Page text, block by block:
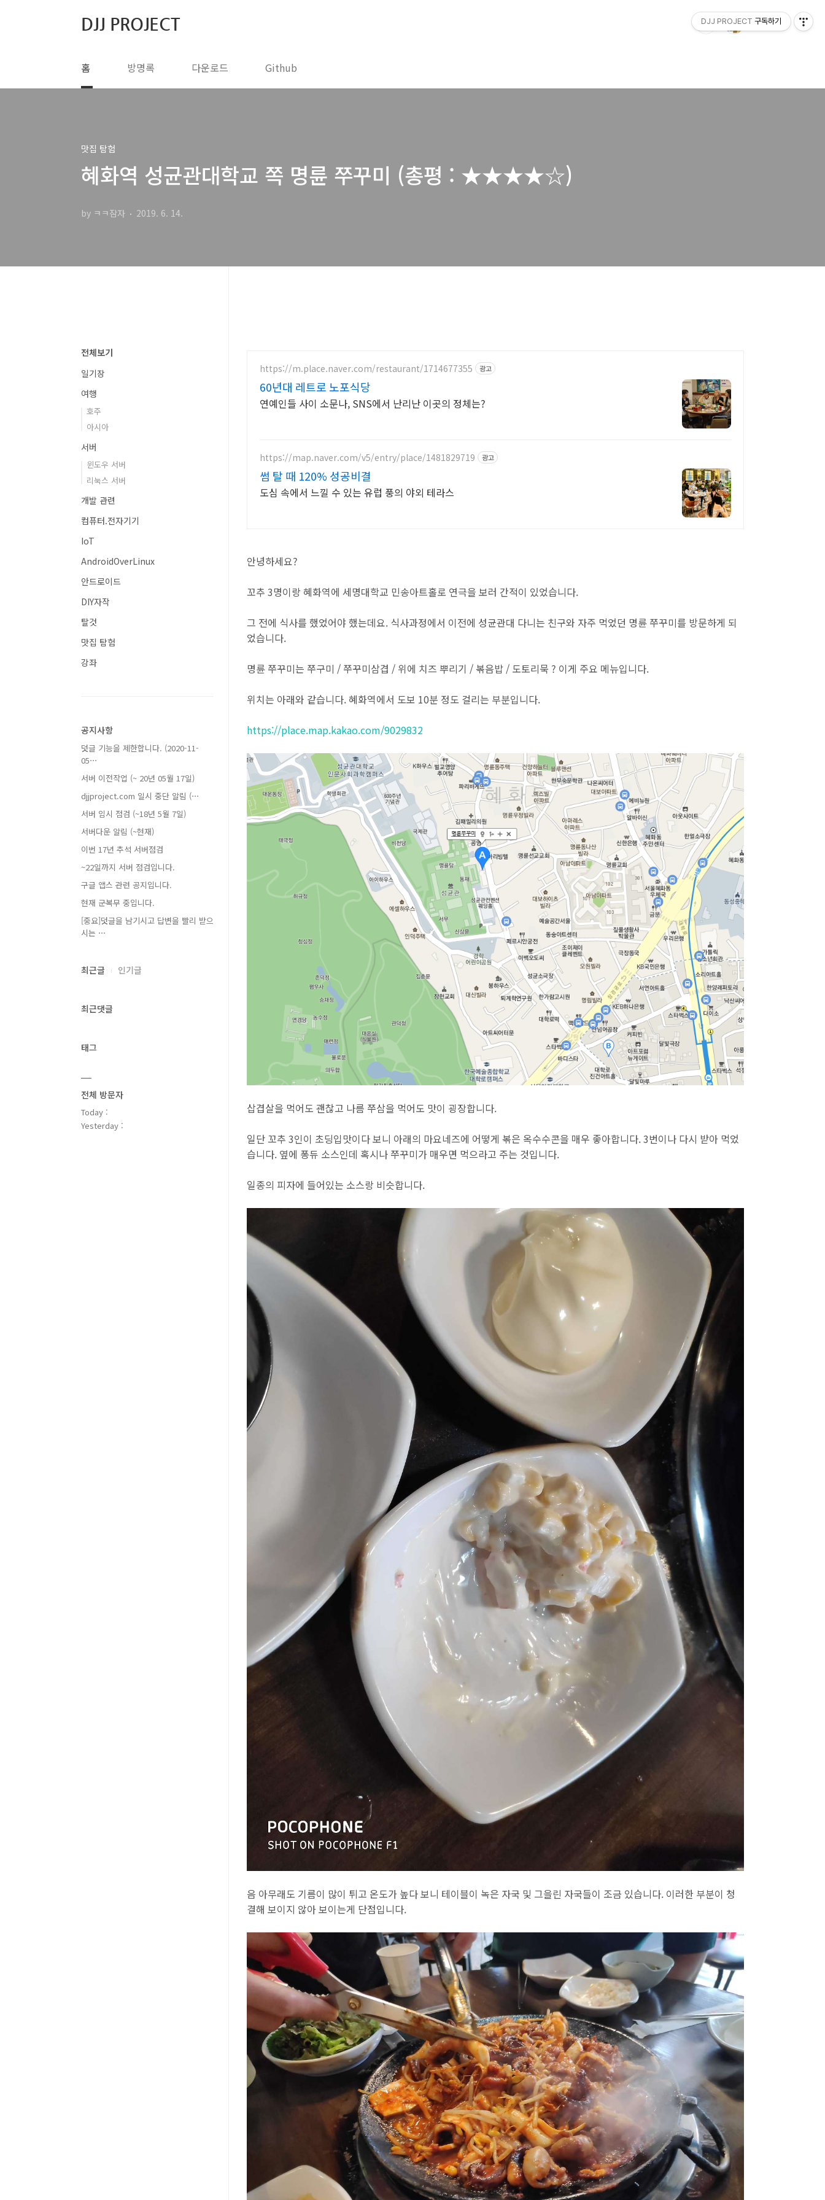
DJJ PROJECT
홈 방명록 다운로드 Github
맛집 탐험
혜화역 성균관대학교 쪽 명륜 쭈꾸미 (총평 : ★★★★☆)
by ㅋㅋ잠자 2019. 6. 14.
https://m.place.naver.com/restaurant/1714677355 광고
60년대 레트로 노포식당
연예인들 사이 소문나, SNS에서 난리난 이곳의 정체는?
https://map.naver.com/v5/entry/place/1481829719 광고
썸 탈 때 120% 성공비결
도심 속에서 느낄 수 있는 유럽 풍의 야외 테라스
안녕하세요?
꼬추 3명이랑 혜화역에 세명대학교 민송아트홀로 연극을 보러 간적이 있었습니다.
그 전에 식사를 했었어야 했는데요. 식사과정에서 이전에 성균관대 다니는 친구와 자주 먹었던 명륜 쭈꾸미를 방문하게 되
었습니다.
명륜 쭈꾸미는 쭈구미 / 쭈꾸미삼겹 / 위에 치즈 뿌리기 / 볶음밥 / 도토리묵 ? 이게 주요 메뉴입니다.
위치는 아래와 같습니다. 혜화역에서 도보 10분 정도 걸리는 부분입니다.
https://place.map.kakao.com/9029832
삽겹살을 먹어도 괜찮고 나름 쭈삼을 먹어도 맛이 굉장합니다.
일단 꼬추 3인이 초딩입맛이다 보니 아래의 마요네즈에 어떻게 볶은 옥수수콘을 매우 좋아합니다. 3번이나 다시 받아 먹었
습니다. 옆에 퐁듀 소스인데 혹시나 쭈꾸미가 매우면 먹으라고 주는 것입니다.
일종의 피자에 들어있는 소스랑 비슷합니다.
음 아무래도 기름이 많이 튀고 온도가 높다 보니 테이블이 녹은 자국 및 그을린 자국들이 조금 있습니다. 이러한 부분이 청
결해 보이지 않아 보이는게 단점입니다.
전체보기
일기장
여행
호주
아시아
서버
윈도우 서버
리눅스 서버
개발 관련
컴퓨터.전자기기
IoT
AndroidOverLinux
안드로이드
DIY자작
탈것
맛집 탐험
강좌
공지사항
덧글 기능을 제한합니다. (2020-11-
05⋯
서버 이전작업 (~ 20년 05월 17일)
djjproject.com 일시 중단 알림 (⋯
서버 임시 점검 (~18년 5월 7일)
서버다운 알림 (~현재)
이번 17년 추석 서버점검
~22일까지 서버 점검입니다.
구글 앱스 관련 공지입니다.
현재 군복무 중입니다.
[중요]덧글을 남기시고 답변을 빨리 받으
시는 ⋯
최근글 인기글
최근댓글
태그
전체 방문자
Today :
Yesterday :
DJJ PROJECT 구독하기